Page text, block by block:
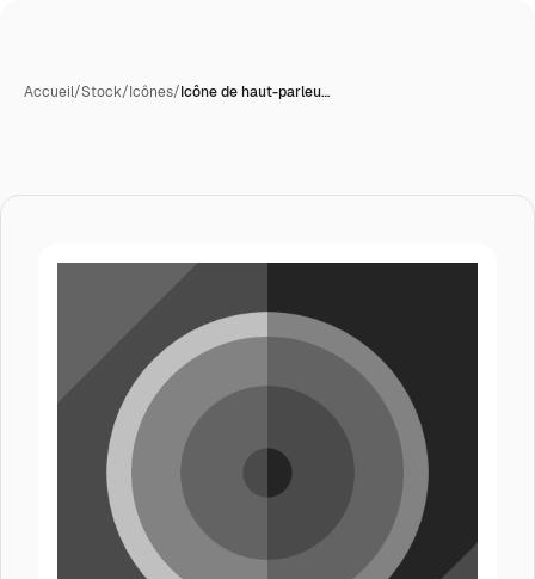
Accueil/Stock/Icônes/Icône de haut-parleu…